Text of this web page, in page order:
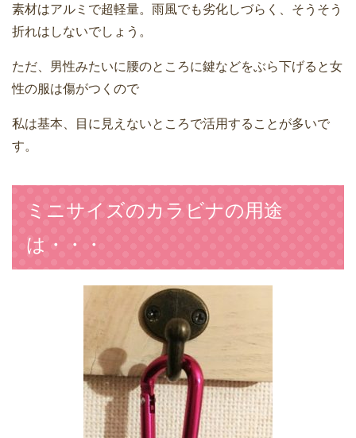
素材はアルミで超軽量。雨風でも劣化しづらく、そうそう
折れはしないでしょう。
ただ、男性みたいに腰のところに鍵などをぶら下げると女
性の服は傷がつくので
私は基本、目に見えないところで活用することが多いで
す。
ミニサイズのカラビナの用途
は・・・